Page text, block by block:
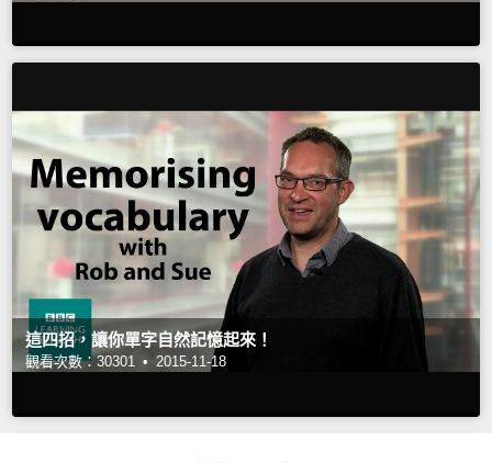
這四招，讓你單字自然記憶起來！
觀看次數：30301 • 2015-11-18